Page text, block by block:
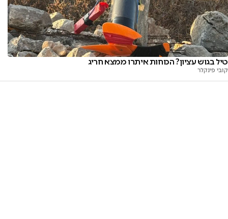
טיל בגוש עציון? הכוחות איתרו ממצא חריג
קובי פינקלר